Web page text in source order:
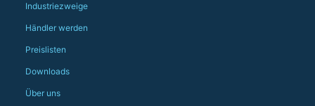
Industriezweige
Händler werden
Preislisten
Downloads
Über uns